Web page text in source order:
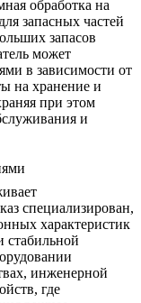
обработка на
запасных частей
запасов
может
в зависимости от
на хранение и
при этом
и
специализирован,
характеристик
стабильной
инженерной
, где